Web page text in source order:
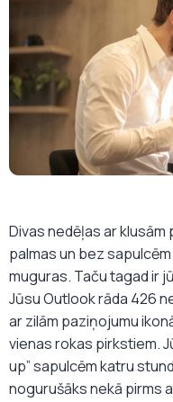
Divas nedēļas ar
palmas un bez
muguras. Taču tagad ir
Jūsu Outlook rāda 426
ar zilām paziņojumu
vienas rokas pirkstiem.
up” sapulcēm katru
nogurušāks nekā pirms